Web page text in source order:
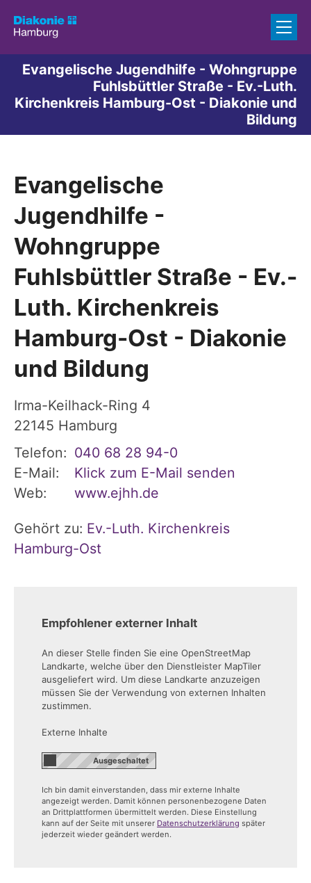
Evangelische Jugendhilfe - Wohngruppe
Fuhlsbüttler Straße - Ev.-Luth.
Kirchenkreis Hamburg-Ost - Diakonie und
Bildung
Evangelische
Jugendhilfe -
Wohngruppe
Fuhlsbüttler Straße - Ev.-
Luth. Kirchenkreis
Hamburg-Ost - Diakonie
und Bildung
Irma-Keilhack-Ring 4
22145 Hamburg
Telefon: 040 68 28 94-0
E-Mail:
Klick zum E-Mail senden
Web:
www.ejhh.de
Gehört zu: Ev.-Luth. Kirchenkreis
Hamburg-Ost
Empfohlener externer Inhalt
An dieser Stelle finden Sie eine OpenStreetMap
Landkarte, welche über den Dienstleister MapTiler
ausgeliefert wird. Um diese Landkarte anzuzeigen
müssen Sie der Verwendung von externen Inhalten
zustimmen.
Externe Inhalte
Ich bin damit einverstanden, dass mir externe Inhalte
angezeigt werden. Damit können personenbezogene Daten
an Drittplattformen übermittelt werden. Diese Einstellung
kann auf der Seite mit unserer Datenschutzerklärung später
jederzeit wieder geändert werden.